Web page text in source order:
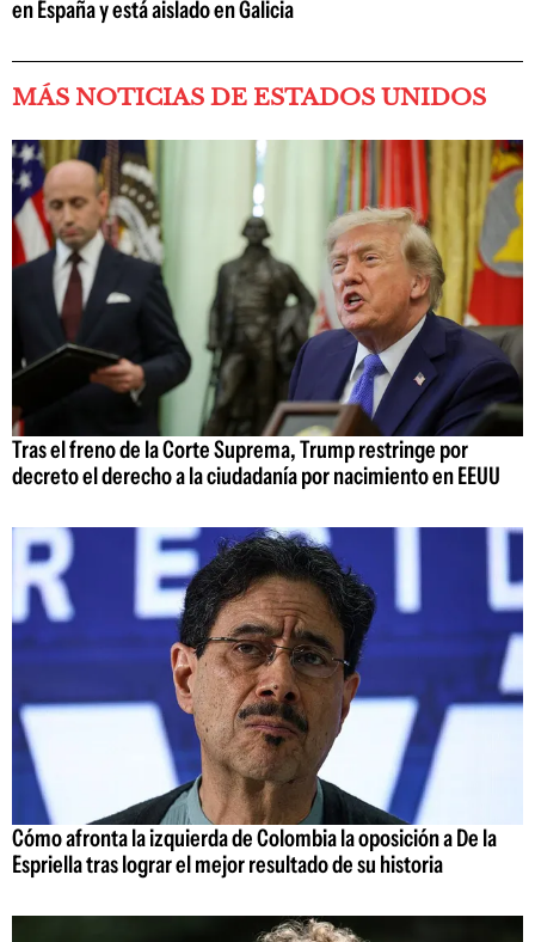
en España y está aislado en Galicia
MÁS NOTICIAS DE ESTADOS UNIDOS
Tras el freno de la Corte Suprema, Trump restringe por
decreto el derecho a la ciudadanía por nacimiento en EEUU
Cómo afronta la izquierda de Colombia la oposición a De la
Espriella tras lograr el mejor resultado de su historia